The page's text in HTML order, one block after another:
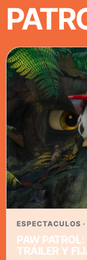
ESPECTACULOS
PAW
TRÁILER Y